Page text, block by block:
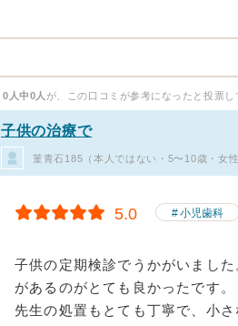
0人中0人 が、この口コミが参考になったと投票し
子供の治療で
菫青石185（本人ではない・5〜10歳・女
5.0 小児歯科
子供の定期検診でうかがいまし
があるのがとても良かったです。
先生の処置もとても丁寧で、小